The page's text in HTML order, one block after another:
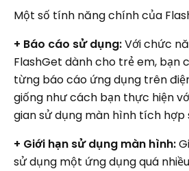
Một số tính năng chính của
+ Báo cáo sử dụng:Với chức
FlashGet dành cho trẻ em, bạn
từng báo cáo ứng dụng trên
giống như cách bạn thực hiện
gian sử dụng màn hình tích hợp
+ Giới hạn sử dụng màn hình:
sử dụng một ứng dụng quá